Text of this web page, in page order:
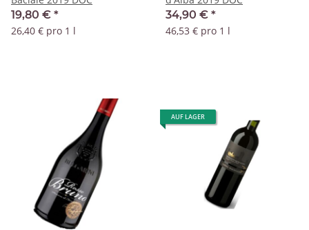
19,80 € *
26,40 € pro 1 l
34,90 € *
46,53 € pro 1 l
AUF LAGER